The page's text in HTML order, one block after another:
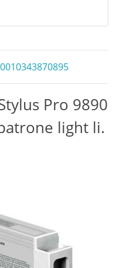
Pro 9890
light li.